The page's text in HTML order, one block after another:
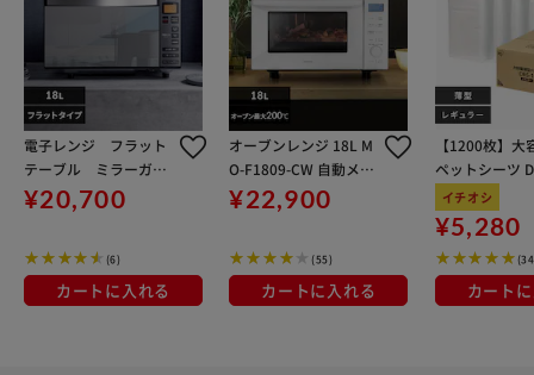
電子レンジ フラット
テーブル ミラーガラ
ス 18L IMB-FM1805-B
ブラック
¥20,700
(6)
カートに入れる
オーブンレンジ 18L M
O-F1809-CW 自動メニ
ュー11種類 ホワイト
¥22,900
(55)
カートに入れる
【1200枚】大
ペットシーツ
イチオシ
¥5,280
カート